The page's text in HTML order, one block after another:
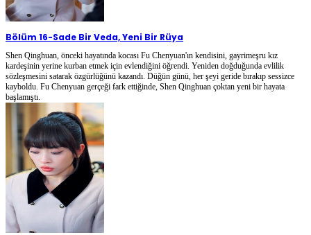
Bölüm 16-Sade Bir Veda, Yeni Bir Rüya
Shen Qinghuan, önceki hayatında kocası Fu Chenyuan'ın kendisini, gayrimeşru kız
kardeşinin yerine kurban etmek için evlendiğini öğrendi. Yeniden doğduğunda evlilik
sözleşmesini satarak özgürlüğünü kazandı. Düğün günü, her şeyi geride bırakıp sessizce
kayboldu. Fu Chenyuan gerçeği fark ettiğinde, Shen Qinghuan çoktan yeni bir hayata
başlamıştı.